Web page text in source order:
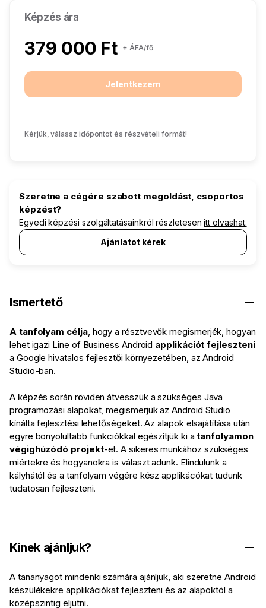
Képzés ára
379 000 Ft + ÁFA/fő
Jelentkezem
Kérjük, válassz időpontot és részvételi formát!
Szeretne a cégére szabott megoldást, csoportos
képzést?
Egyedi képzési szolgáltatásainkról részletesenitt olvashat.
Ajánlatot kérek
Ismertető
A tanfolyam célja, hogy a résztvevők megismerjék, hogyan
lehet igazi Line of Business Android applikációt fejleszteni
a Google hivatalos fejlesztői környezetében, az Android
Studio-ban.
A képzés során röviden átvesszük a szükséges Java
programozási alapokat, megismerjük az Android Studio
kínálta fejlesztési lehetőségeket. Az alapok elsajátítása után
egyre bonyolultabb funkciókkal egészítjük ki atanfolyamon
végighúzódó projekt-et. A sikeres munkához szükséges
miértekre és hogyanokra is választ adunk. Elindulunk a
kályhától és a tanfolyam végére kész applikácókat tudunk
tudatosan fejleszteni.
Kinek ajánljuk?
A tananyagot mindenki számára ajánljuk, aki szeretne Android
készülékekre applikációkat fejleszteni és az alapoktól a
középszintig eljutni.